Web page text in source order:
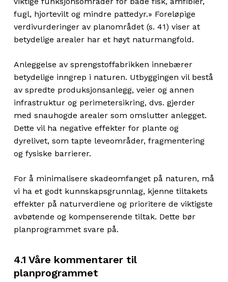
fugl, hjortevilt og mindre pattedyr.» Foreløpige
verdivurderinger av planområdet (s. 41) viser at
betydelige arealer har et høyt naturmangfold.
Anleggelse av sprengstoffabrikken innebærer
betydelige inngrep i naturen. Utbyggingen vil bestå
av spredte produksjonsanlegg, veier og annen
infrastruktur og perimetersikring, dvs. gjerder
med snauhogde arealer som omslutter anlegget.
Dette vil ha negative effekter for plante og
dyrelivet, som tapte leveområder, fragmentering
og fysiske barrierer.
For å minimalisere skadeomfanget på naturen, må
vi ha et godt kunnskapsgrunnlag, kjenne tiltakets
effekter på naturverdiene og prioritere de viktigste
avbøtende og kompenserende tiltak. Dette bør
planprogrammet svare på.
4.1 Våre kommentarer til
planprogrammet